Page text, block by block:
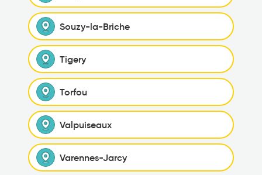
Souzy-la-Briche
Tigery
Torfou
Valpuiseaux
Varennes-Jarcy